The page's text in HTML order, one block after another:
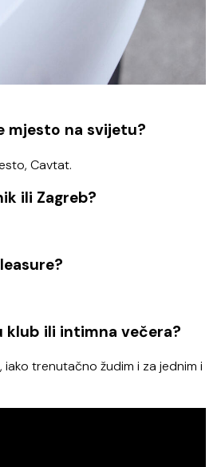
mjesto na svijetu?
Cavtat.
ili Zagreb?
klub ili intimna večera?
iako trenutačno žudim i za jednim i